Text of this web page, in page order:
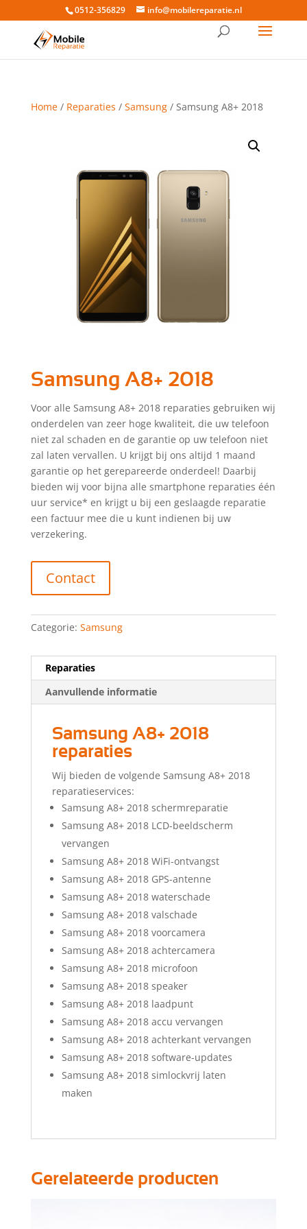
0512-356829 info@mobilereparatie.nl
Home/ Reparaties / Samsung/ Samsung A8+ 2018
Samsung A8+ 2018
Voor alle Samsung A8+ 2018 reparaties gebruiken wij
onderdelen van zeer hoge kwaliteit, die uw telefoon
niet zal schaden en de garantie op uw telefoon niet
zal laten vervallen. U krijgt bij ons altijd 1 maand
garantie op het gerepareerde onderdeel! Daarbij
bieden wij voor bijna alle smartphone reparaties één
uur service* en krijgt u bij een geslaagde reparatie
een factuur mee die u kunt indienen bij uw
verzekering.
Contact
Categorie: Samsung
Reparaties
Aanvullende informatie
Samsung A8+ 2018
reparaties
Wij bieden de volgende Samsung A8+ 2018
reparatieservices:
Samsung A8+ 2018 schermreparatie
Samsung A8+ 2018 LCD-beeldscherm
vervangen
Samsung A8+ 2018 WiFi-ontvangst
Samsung A8+ 2018 GPS-antenne
Samsung A8+ 2018 waterschade
Samsung A8+ 2018 valschade
Samsung A8+ 2018 voorcamera
Samsung A8+ 2018 achtercamera
Samsung A8+ 2018 microfoon
Samsung A8+ 2018 speaker
Samsung A8+ 2018 laadpunt
Samsung A8+ 2018 accu vervangen
Samsung A8+ 2018 achterkant vervangen
Samsung A8+ 2018 software-updates
Samsung A8+ 2018 simlockvrij laten
maken
Gerelateerde producten